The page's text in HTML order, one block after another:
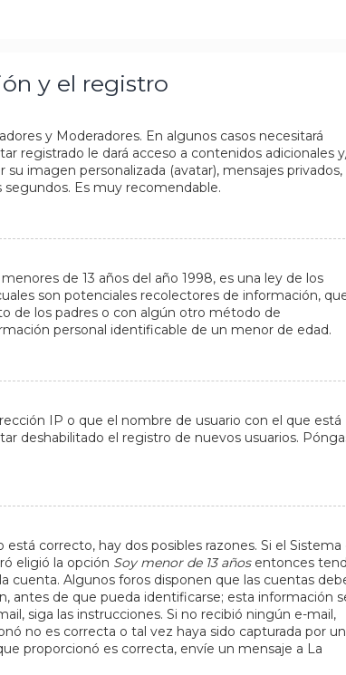
y el registro
y Moderadores. En algunos casos necesitará
registrado le dará acceso a contenidos adicionales
imagen personalizada (avatar), mensajes privados,
segundos. Es muy recomendable.
de 13 años del año 1998, es una ley de los
son potenciales recolectores de información,
de los padres o con algún otro método de
personal identificable de un menor de edad.
IP o que el nombre de usuario con el que está
deshabilitado el registro de nuevos usuarios.
correcto, hay dos posibles razones. Si el Sistema
eligió la opción Soy menor de 13 añosentonces
cuenta. Algunos foros disponen que las cuentas
antes de que pueda identificarse; esta información
siga las instrucciones. Si no recibió ningún e-mail,
no es correcta o tal vez haya sido capturada por un
proporcionó es correcta, envíe un mensaje a La